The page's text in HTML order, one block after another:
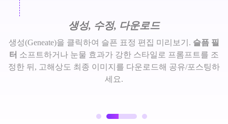
생성, 수정, 다운로드
생성(Geneate)을 클릭하여 슬픈 표정 편집 미리보기. 슬픔 필
터 소프트하거나 눈물 효과가 강한 스타일로 프롬프트를 조
정한 뒤, 고해상도 최종 이미지를 다운로드해 공유/포스팅하
세요.